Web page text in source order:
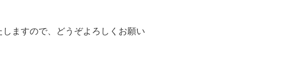
ますので、どうぞよろしくお願い